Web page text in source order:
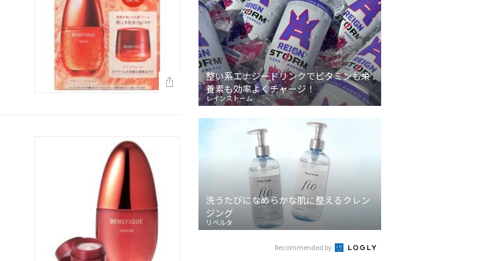
整い系エナジードリンクでビタミンも栄
養素も効率よくチャージ！
レインストーム
洗うたびになめらかな肌に整えるクレン
ジング
リベルタ
Recommended by